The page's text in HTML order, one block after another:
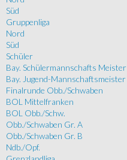
Süd
Gruppenliga
Nord
Süd
Schüler
Bay. Schülermannschafts Meister
Bay. Jugend-Mannschaftsmeister
Finalrunde Obb./Schwaben
BOL Mittelfranken
BOL Obb./Schw.
Obb./Schwaben Gr. A
Obb./Schwaben Gr. B
Ndb./Opf.